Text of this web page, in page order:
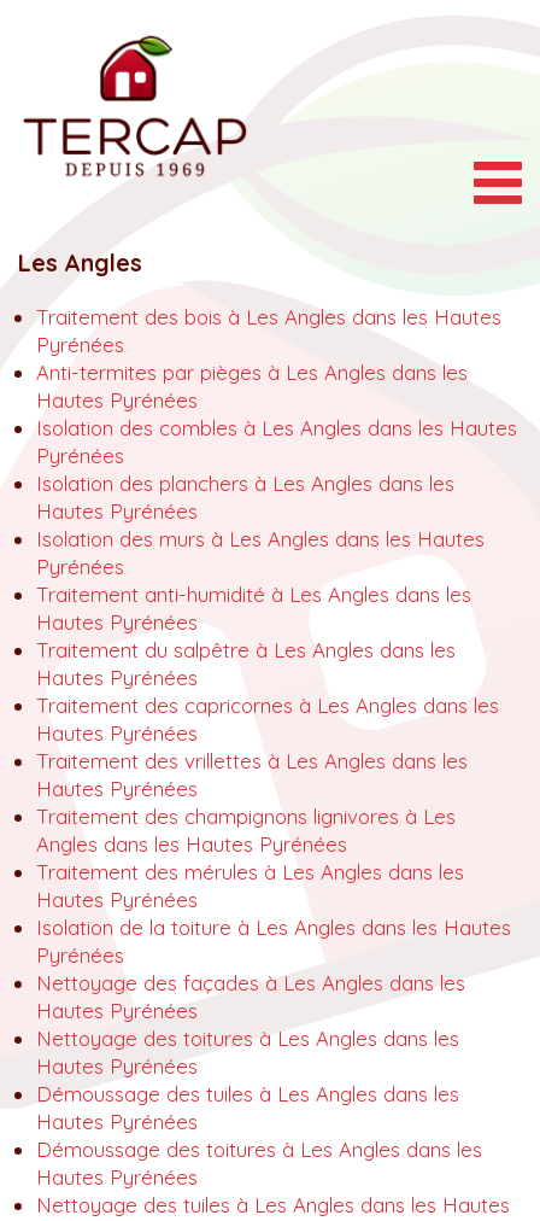
Les Angles
Traitement des bois à Les Angles dans les Hautes
Pyrénées
Anti-termites par pièges à Les Angles dans les
Hautes Pyrénées
Isolation des combles à Les Angles dans les Hautes
Pyrénées
Isolation des planchers à Les Angles dans les
Hautes Pyrénées
Isolation des murs à Les Angles dans les Hautes
Pyrénées
Traitement anti-humidité à Les Angles dans les
Hautes Pyrénées
Traitement du salpêtre à Les Angles dans les
Hautes Pyrénées
Traitement des capricornes à Les Angles dans les
Hautes Pyrénées
Traitement des vrillettes à Les Angles dans les
Hautes Pyrénées
Traitement des champignons lignivores à Les
Angles dans les Hautes Pyrénées
Traitement des mérules à Les Angles dans les
Hautes Pyrénées
Isolation de la toiture à Les Angles dans les Hautes
Pyrénées
Nettoyage des façades à Les Angles dans les
Hautes Pyrénées
Nettoyage des toitures à Les Angles dans les
Hautes Pyrénées
Démoussage des tuiles à Les Angles dans les
Hautes Pyrénées
Démoussage des toitures à Les Angles dans les
Hautes Pyrénées
Nettoyage des tuiles à Les Angles dans les Hautes